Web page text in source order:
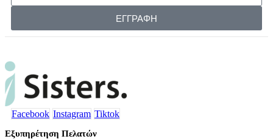
ΕΓΓΡΑΦΗ
Facebook Instagram Tiktok
Εξυπηρέτηση Πελατών